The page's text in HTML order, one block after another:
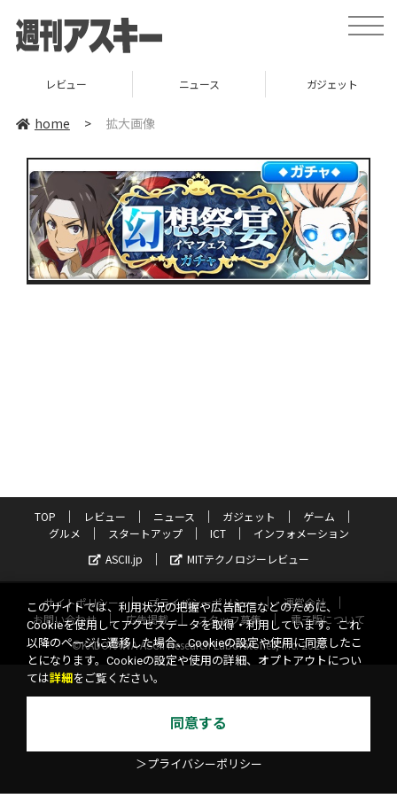
toggle
レビュー ニュース ガジェット
home > 拡大画像
TOP レビュー ニュース ガジェット
ゲーム
グルメ
スタートアップ ICT
インフォメーション
ASCII.jp
MITテクノロジーレビュー
サイトポリシー プライバシーポリシー
運営会社
お問い合わせ
広告掲載 スタッフ募集
電子版について
©KADOKAWA ASCII Research Laboratories, Inc. 2026
このサイトでは、利用状況の把握や広告配信などのために、
Cookieを使用してアクセスデータを取得・利用しています。これ
以降のページに遷移した場合、Cookieの設定や使用に同意したこ
とになります。Cookieの設定や使用の詳細、オプトアウトについ
ては詳細 をご覧ください。
同意する
＞プライバシーポリシー